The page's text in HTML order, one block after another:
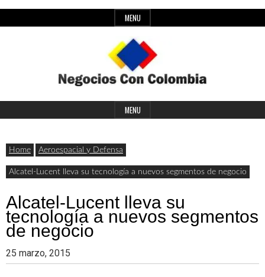
to
MENU
Negocios
con
Colombia
Últimas
noticias,
comunicados
y
de
negocios
con
Header
MENU
Home Aeroespacial y Defensa
Alcatel-Lucent lleva su tecnología a nuevos segmentos de negocio
Alcatel-Lucent lleva su
tecnología a nuevos segmentos
de negocio
25 marzo, 2015